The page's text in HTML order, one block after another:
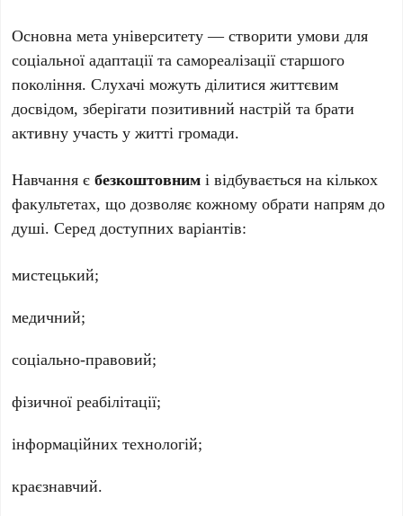
Основна мета університету — створити умови для
соціальної адаптації та самореалізації старшого
покоління. Слухачі можуть ділитися життєвим
досвідом, зберігати позитивний настрій та брати
активну участь у житті громади.
Навчання єбезкоштовним і відбувається на кількох
факультетах, що дозволяє кожному обрати напрям до
душі. Серед доступних варіантів:
мистецький;
медичний;
соціально-правовий;
фізичної реабілітації;
інформаційних технологій;
краєзнавчий.